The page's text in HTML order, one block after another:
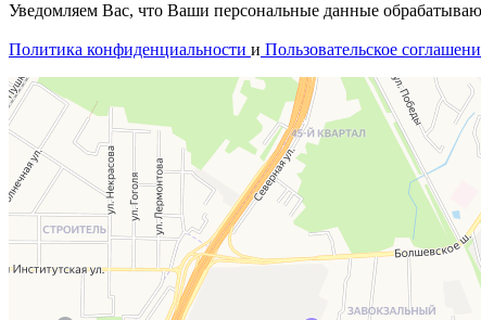
Уведомляем Вас, что Ваши персональные данные
Политика конфиденциальности и Пользовательское